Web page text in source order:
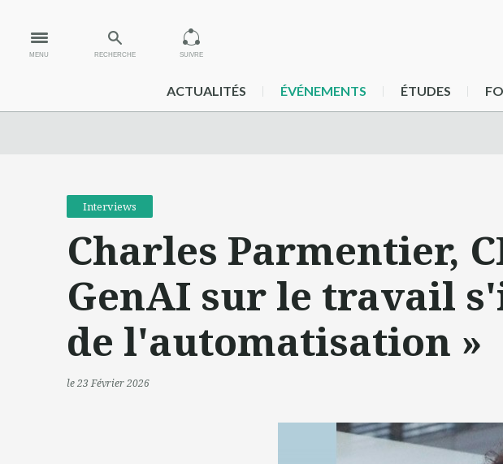
MENU RECHERCHE SUIVRE
ACTUALITÉS ÉVÉNEMENTS ÉTUDES
Interviews
Charles Parmentier,
GenAI sur le travail
de l'automatisation »
le 23 Février 2026